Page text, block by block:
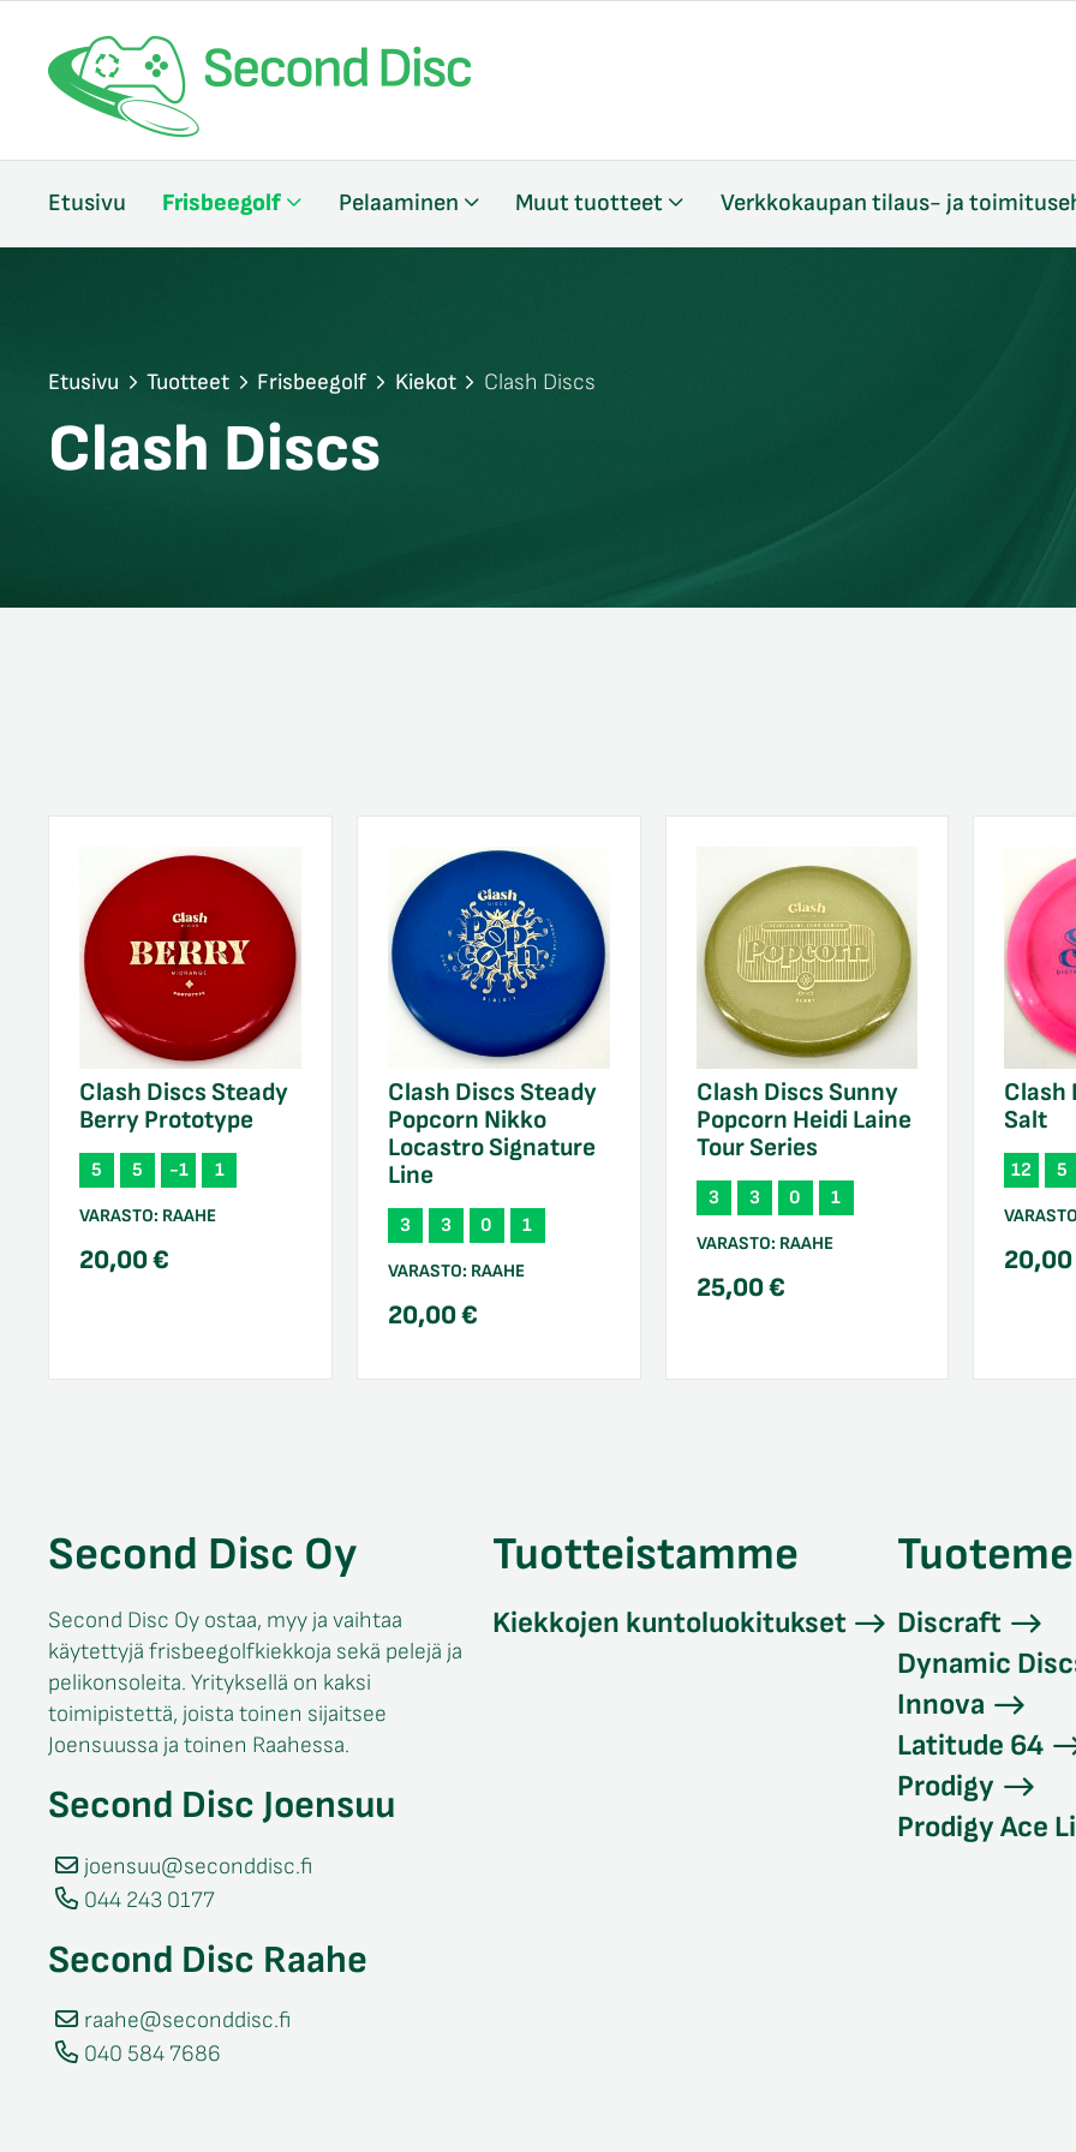
Etusivu Frisbeegolf Pelaaminen Muut tuotteet Verkkokaupan tilaus- ja
Etusivu Tuotteet Frisbeegolf Kiekot Clash Discs
Clash Discs
Clash Discs Steady
Berry Prototype
5 5 -1 1
VARASTO: RAAHE
20,00€
Clash Discs Steady
Popcorn Nikko
Locastro Signature
Line
3 3 0 1
VARASTO: RAAHE
20,00€
Clash Discs Sunny
Popcorn Heidi Laine
Tour Series
3 3 0 1
VARASTO: RAAHE
25,00€
Clash
Salt
12 5
Second Disc Oy
Second Disc Oy ostaa, myy ja vaihtaa
käytettyjä frisbeegolfkiekkoja sekä pelejä ja
pelikonsoleita. Yrityksellä on kaksi
toimipistettä, joista toinen sijaitsee
Joensuussa ja toinen Raahessa.
Second Disc Joensuu
joensuu@seconddisc.fi
044 243 0177
Second Disc Raahe
raahe@seconddisc.fi
040 584 7686
Tuotteistamme
Kiekkojen kuntoluokitukset
Discraft
Dynamic
Innova
Latitude 64
Prodigy
Prodigy Ace
sulje
sulje